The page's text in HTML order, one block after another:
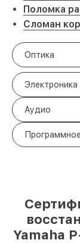
Поломка
Сломан
Оптика
Электроника
Аудио
Yamaha